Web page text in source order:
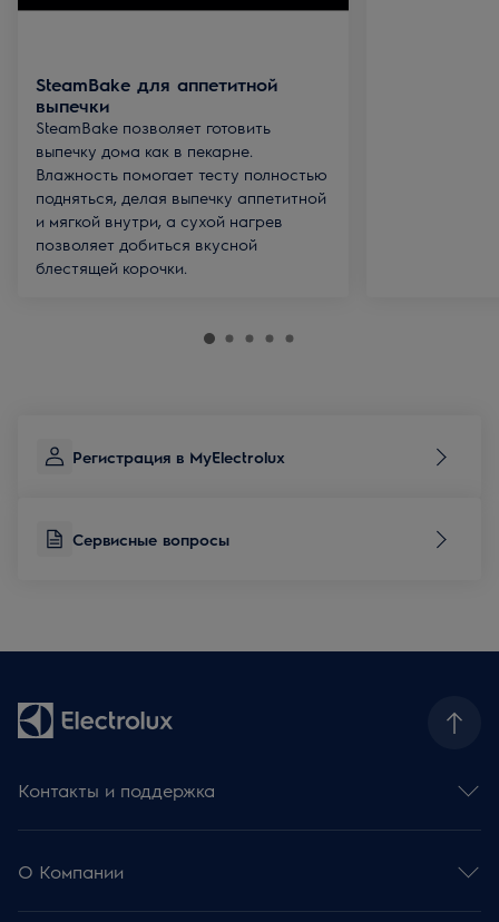
SteamBake для аппетитной
выпечки
SteamBake позволяет готовить
выпечку дома как в пекарне.
Влажность помогает тесту полностью
подняться, делая выпечку аппетитной
и мягкой внутри, а сухой нагрев
позволяет добиться вкусной
блестящей корочки.
Регистрация в MyElectrolux
Сервисные вопросы
Контакты и поддержка
Сервисные вопросы
База знаний и советы
Регистрация продукции
О Компании